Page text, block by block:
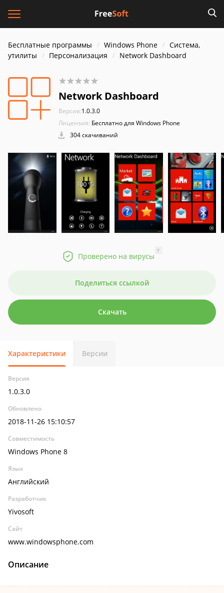
Бесплатные программы Windows Phone
Система,
утилиты
Персонализация Network Dashboard
Network Dashboard
Версия:1.0.3.0
Лицензия: Бесплатно для Windows Phone
304 скачиваний
Проверено на вирусы
?
Поделиться ссылкой
Скачать
Характеристики Версии
Версия
1.0.3.0
Обновлено
2018-11-26 15:10:57
Совместимость
Windows Phone 8
Язык
Английский
Разработчик
Yivosoft
Сайт
www.windowsphone.com
Описание